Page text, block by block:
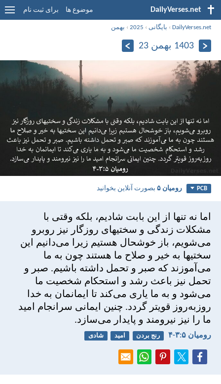
DailyVerses.net موضوع ها برای ثبت نام
DailyVerses.net
› بایگانی ›
2025
› بهمن
1403 بهمن 23
PCB رومیان ۵ بصورت آنلاین بخوانید
اما نه تنها از اين بابت شاديم، بلكه وقتی با
مشكلات زندگی و سختیهای روزگار نيز روبرو
می‌شويم، باز خوشحال هستيم زيرا می‌دانيم اين
سختیها به خير و صلاح ما هستند چون به ما
می‌آموزند كه صبر و تحمل داشته باشيم. صبر و
تحمل نيز باعث رشد و استحكام شخصيت ما
می‌شود و به ما ياری می‌كند تا ايمانمان به خدا
روز‌به‌روز قویتر گردد. چنين ايمانی سرانجام اميد
ما را نيز نيرومند و پايدار می‌سازد.
رومیان ۵:‏۳-‏۴ رنج بردن امید شادی